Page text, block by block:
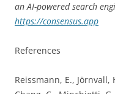
an AI-powered search
https://consensus.app
References
Reissmann, E.,